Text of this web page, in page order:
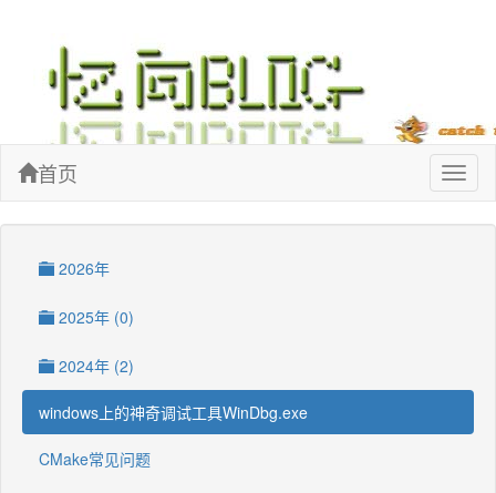
首页
2026年
2025年 (0)
2024年 (2)
windows上的神奇调试工具WinDbg.exe
CMake常见问题